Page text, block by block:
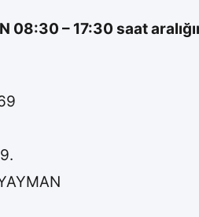
08:30 – 17:30 saat